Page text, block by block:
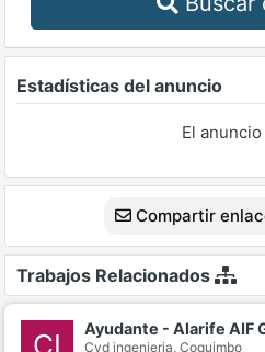
Estadísticas del anuncio
El
Compartir
Trabajos Relacionados
CI Ayudante - Alarife AIF
Cyd ingenieria, Coquimbo